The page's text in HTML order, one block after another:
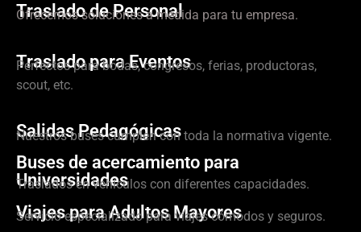
Traslado de Personal
Ofrecemos soluciones a medida para tu empresa.
Traslado para Eventos
Perfectos para bodas, congresos, ferias, productoras,
scout, etc.
Salidas Pedagógicas
Nuestros buses cumplen con toda la normativa vigente.
Buses de acercamiento para
Universidades
Traslados en vehículos con diferentes capacidades.
Viajes para Adultos Mayores
Servicio especializado para viajes cómodos y seguros.